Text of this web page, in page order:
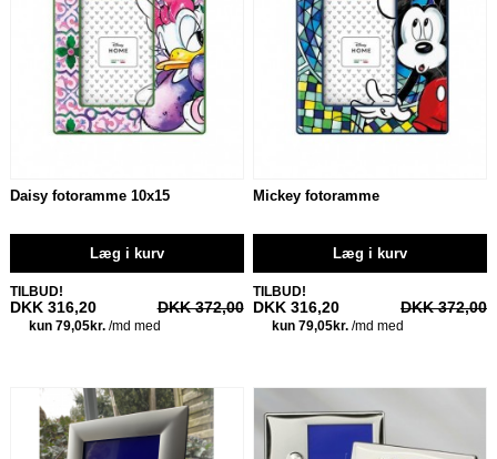
Daisy fotoramme 10x15
Læg i kurv
TILBUD!
DKK 316,20 DKK 372,00
Mickey fotoramme
Læg i kurv
TILBUD!
DKK 316,20 DKK 372,00